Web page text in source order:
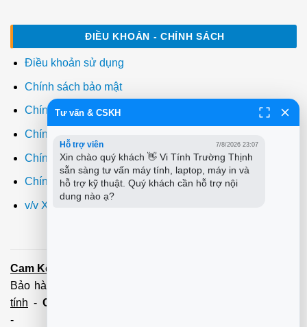
ĐIỀU KHOẢN - CHÍNH SÁCH
Điều khoản sử dụng
Chính sách bảo mật
Chính sách thanh toán
Chính sách giao hàng
Chính sách đổi trả
Chính sách bảo hành
v/v Xuất hóa đơn đỏ VAT
Cam Kết:
Bảo hành tận tâm - Xuất hóa đơn đỏ đầy đủ
tính - Cài Win Tận Nơi
-
Tư vấn & CSKH
Hỗ trợ viên 7/8/2026 23:07
Xin chào quý khách 👋 Vi Tính Trường Thịnh
sẵn sàng tư vấn máy tính, laptop, máy in và
hỗ trợ kỹ thuật. Quý khách cần hỗ trợ nội
dung nào ạ?